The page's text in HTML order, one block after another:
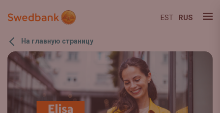
EST RUS
На главную страницу